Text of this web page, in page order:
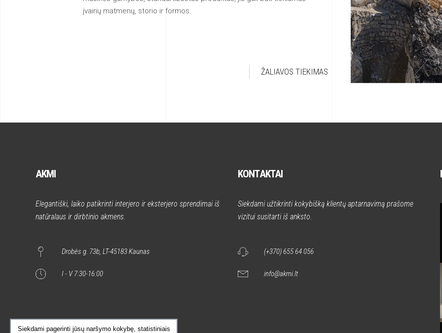
Siekdami pagerinti jūsų naršymo kokybę, statistiniais
įvairių matmenų, storio ir formos.
ŽALIAVOS TIEKIMAS
AKMI
Elegantiški, laiko patikrinti interjero ir eksterjero sprendimai iš
natūralaus ir dirbtinio akmens.
Drobės g. 73b, LT-45183 Kaunas
I - V 7:30-16:00
KONTAKTAI
Siekdami užtikrinti kokybišką klientų aptarnavimą prašome
vizitui susitarti iš anksto.
(+370) 655 64 056
info@akmi.lt